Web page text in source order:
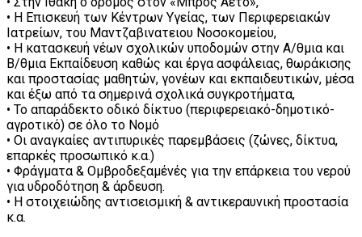
• Η Επισκευή των Κέντρων Υγείας, των Περιφερειακών
Ιατρείων, του Μαντζαβινατειου Νοσοκομείου,
• Η κατασκευή νέων σχολικών υποδομών στην Α/θμια και
Β/θμια Εκπαίδευση καθώς και έργα ασφάλειας, θωράκισης
και προστασίας μαθητών, γονέων και εκπαιδευτικών, μέσα
και έξω από τα σημερινά σχολικά συγκροτήματα,
• Το απαράδεκτο οδικό δίκτυο (περιφερειακό-δημοτικό-
αγροτικό) σε όλο το Νομό
• Οι αναγκαίες αντιπυρικές παρεμβάσεις (ζώνες, δίκτυα,
επαρκές προσωπικό κ.α.)
• Φράγματα & Ομβροδεξαμένές για την επάρκεια του νερού
για υδροδότηση & άρδευση.
• Η στοιχειώδης αντισεισμική & αντικεραυνική προστασία
κ.α.